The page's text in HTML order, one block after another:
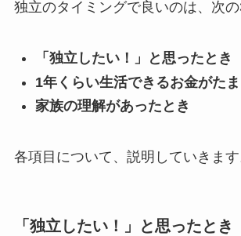
独立のタイミングで良いのは、次の
「独立したい！」と思ったとき
1年くらい生活できるお金がた
家族の理解があったとき
各項目について、説明していきます
「独立したい！」と思ったとき